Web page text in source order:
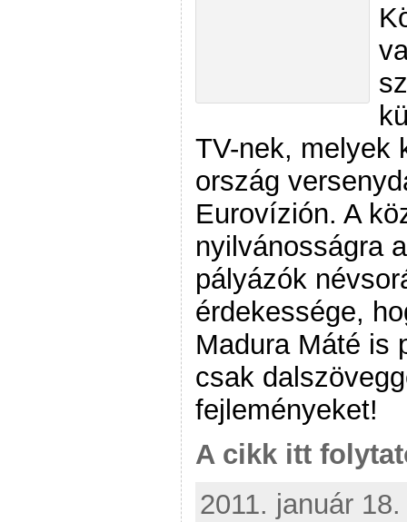
TV-nek, melyek
ország
Eurovízión. A
nyilvánosságra
pályázók
érdekessége,
Madura Máté is
csak
fejleményeket!
A cikk itt
2011. január